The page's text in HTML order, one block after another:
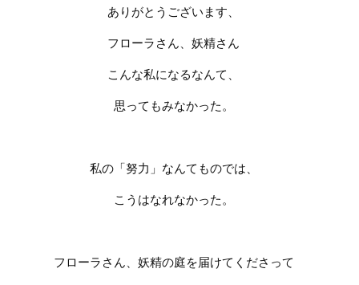
ありがとうございます、
フローラさん、妖精さん
こんな私になるなんて、
思ってもみなかった。
私の「努力」なんてものでは、
こうはなれなかった。
フローラさん、妖精の庭を届けてくださって